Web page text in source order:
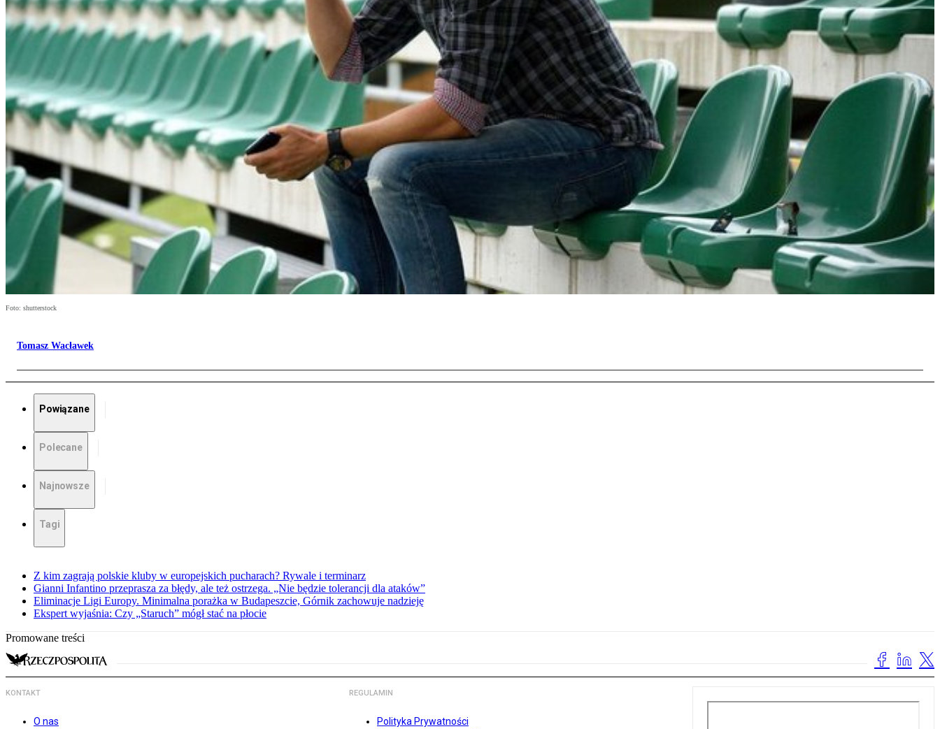
Foto: shutterstock
Tomasz Wacławek
Powiązane
Polecane
Najnowsze
Tagi
Z kim zagrają polskie kluby w europejskich pucharach? Rywale i terminarz
Gianni Infantino przeprasza za błędy, ale też ostrzega. „Nie będzie tolerancji dla ataków”
Eliminacje Ligi Europy. Minimalna porażka w Budapeszcie, Górnik zachowuje nadzieję
Ekspert wyjaśnia: Czy „Staruch” mógł stać na płocie
Promowane treści
KONTAKT
O nas
REGULAMIN
Polityka Prywatności